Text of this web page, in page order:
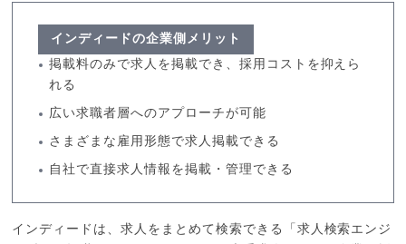
インディードの企業側メリット
掲載料のみで求人を掲載でき、採用コストを抑えら
れる
広い求職者層へのアプローチが可能
さまざまな雇用形態で求人掲載できる
自社で直接求人情報を掲載・管理できる
インディードは、求人をまとめて検索できる「求人検索エンジ